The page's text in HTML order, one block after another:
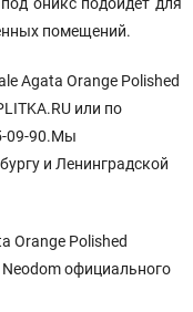
помещений.
Agata Orange Polished
или по
09-90.Мы
и Ленинградской
Orange Polished
официального